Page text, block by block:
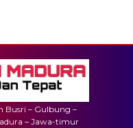
Busri – Gulbung –
– Jawa-timur